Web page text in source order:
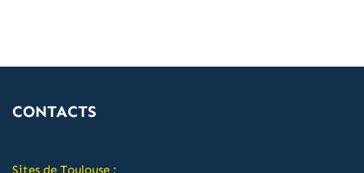
CONTACTS
Sites de Toulouse :